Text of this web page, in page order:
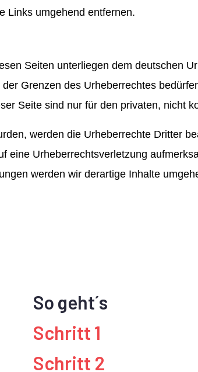
Links umgehend entfernen.
Seiten unterliegen dem deutschen
Grenzen des Urheberrechtes
Seite sind nur für den privaten, nicht
werden die Urheberrechte Dritter
eine Urheberrechtsverletzung
werden wir derartige Inhalte
So geht´s
Schritt 1
Schritt 2